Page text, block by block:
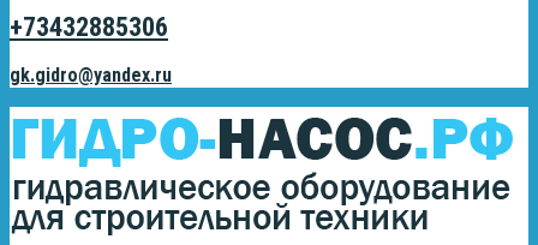
+73432885306
gk.gidro@yandex.ru